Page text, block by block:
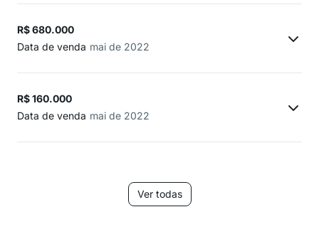
R$ 680.000
Data de venda mai de 2022
R$ 160.000
Data de venda mai de 2022
Ver todas